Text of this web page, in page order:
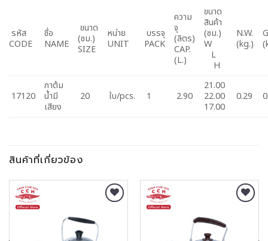
รหัส
CODE
ชื่อ
NAME
ขนาด
(ซม.)
SIZE
หน่าย
UNIT
บรรจุ
PACK
ความ
จุ
(ลิตร)
CAP.
(L.)
ขนาด
สินค้า
(ซม.)
W
L
H
N.W.
(kg.)
17120
กาต้ม
น้ำมี
เสียง
20 ใบ/pcs. 1 2.90
21.00
22.00
17.00
0.29
สินค้าที่เกี่ยวข้อง